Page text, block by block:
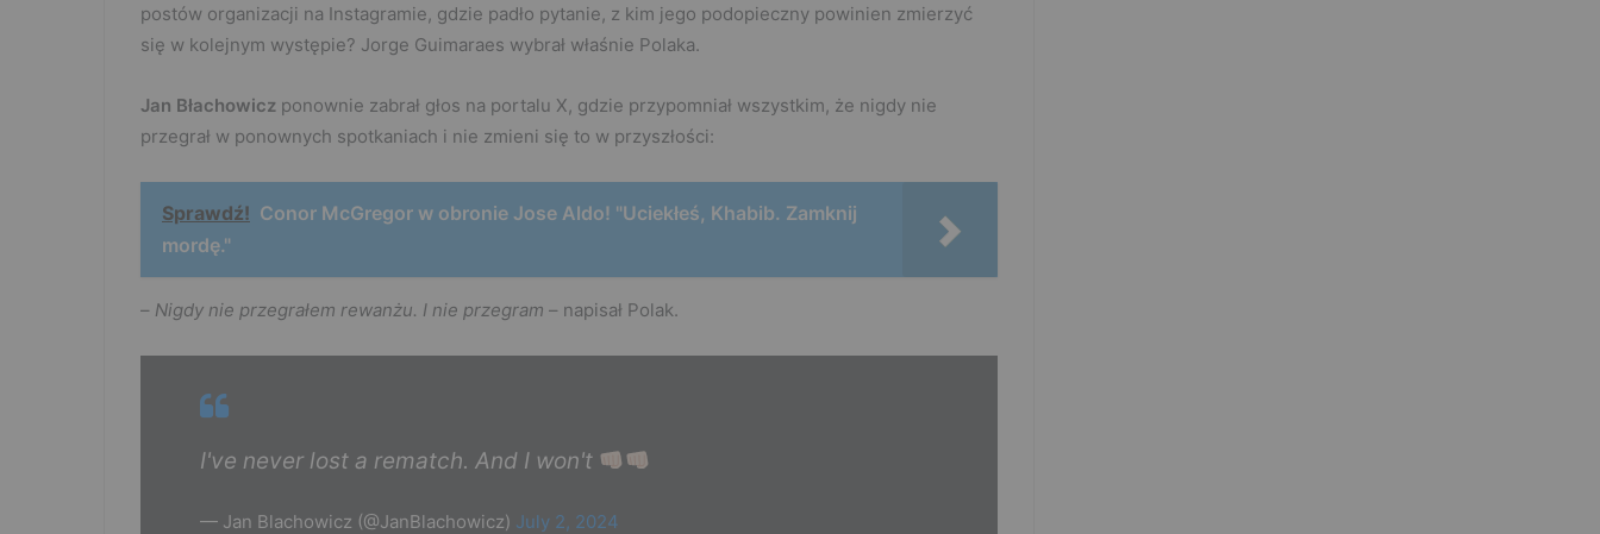
postów organizacji na Instagramie, gdzie padło pytanie, z kim jego podopieczny powinien zmierzyć
się w kolejnym występie? Jorge Guimaraes wybrał właśnie Polaka.
Jan Błachowicz ponownie zabrał głos na portalu X, gdzie przypomniał wszystkim, że nigdy nie
przegrał w ponownych spotkaniach i nie zmieni się to w przyszłości:
Sprawdź! Conor McGregor w obronie Jose Aldo! "Uciekłeś, Khabib. Zamknij
mordę."
– Nigdy nie przegrałem rewanżu. I nie przegram – napisał Polak.
I've never lost a rematch. And I won't
— Jan Blachowicz (@JanBlachowicz) July 2, 2024